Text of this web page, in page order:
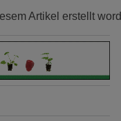
Artikel erstellt